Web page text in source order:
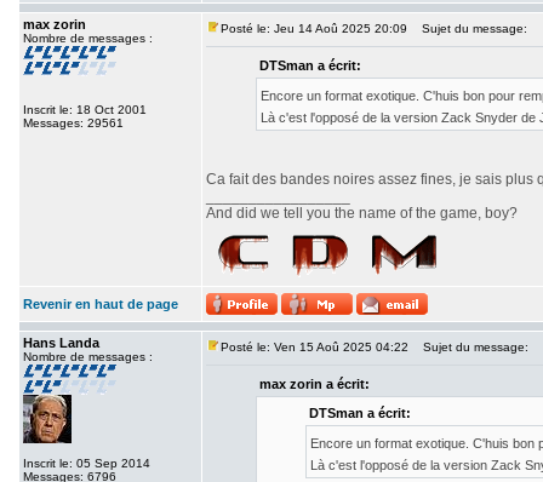
max zorin
Nombre de messages :
Inscrit le: 18 Oct 2001
Messages: 29561
Posté le: Jeu 14 Aoû 2025 20:09 Sujet du message:
DTSman a écrit:
Encore un format exotique. C'huis bon pour
Là c'est l'opposé de la version Zack Snyder de
Ca fait des bandes noires assez fines, je sais
And did we tell you the name of the game, boy?
Revenir en haut de page
Hans Landa
Nombre de messages :
Inscrit le: 05 Sep 2014
Messages: 6796
Posté le: Ven 15 Aoû 2025 04:22 Sujet du message:
max zorin a écrit:
DTSman a écrit:
Encore un format exotique. C'huis
Là c'est l'opposé de la version Zack